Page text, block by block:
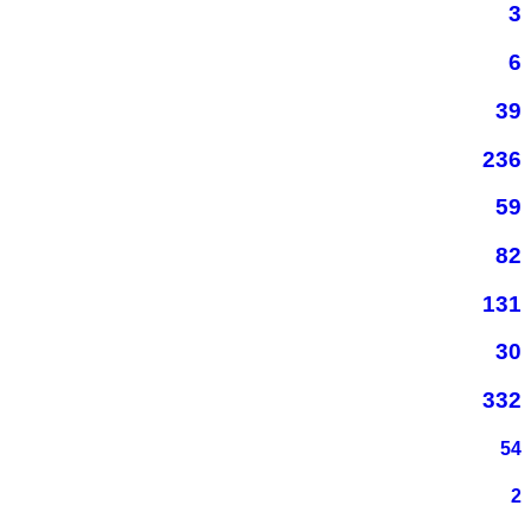
3
6
39
236
59
82
131
30
332
54
2